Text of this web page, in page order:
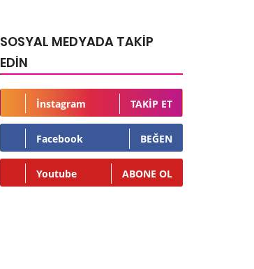
SOSYAL MEDYADA TAKİP
EDİN
İnstagram TAKIP ET
Facebook BEĞEN
Youtube ABONE OL